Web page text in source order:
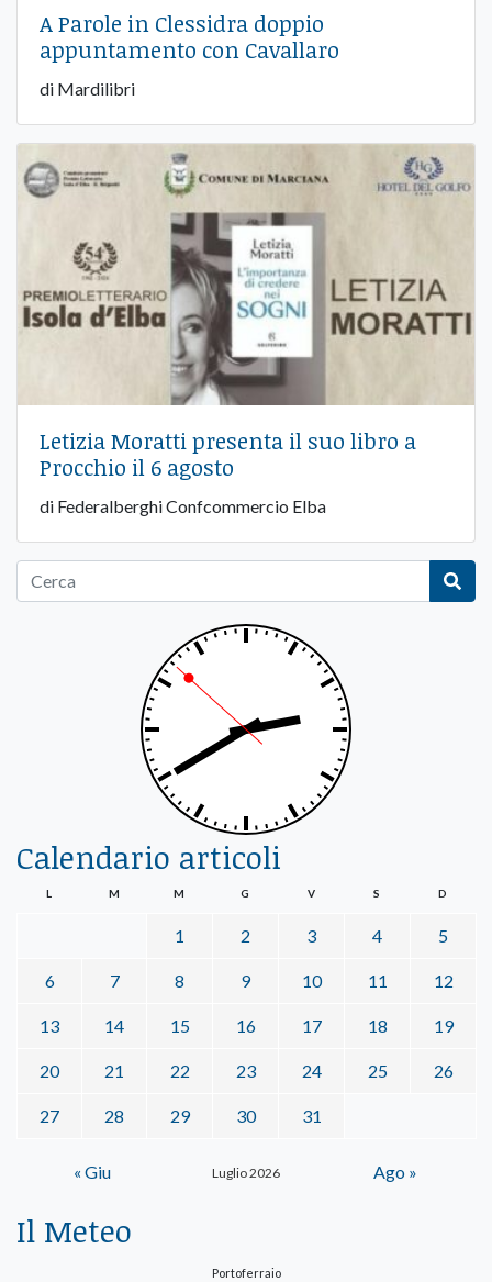
A Parole in Clessidra doppio
appuntamento con Cavallaro
di Mardilibri
Letizia Moratti presenta il suo libro a
Procchio il 6 agosto
di Federalberghi Confcommercio Elba
Calendario articoli
Luglio 2026
L M M G V S D
1 2 3 4 5
6 7 8 9 10 11 12
13 14 15 16 17 18 19
20 21 22 23 24 25 26
27 28 29 30 31
« Giu Ago »
Il Meteo
Portoferraio